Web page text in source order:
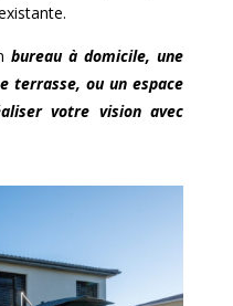
bureau à domicile, une
terrasse, ou un espace
votre vision avec